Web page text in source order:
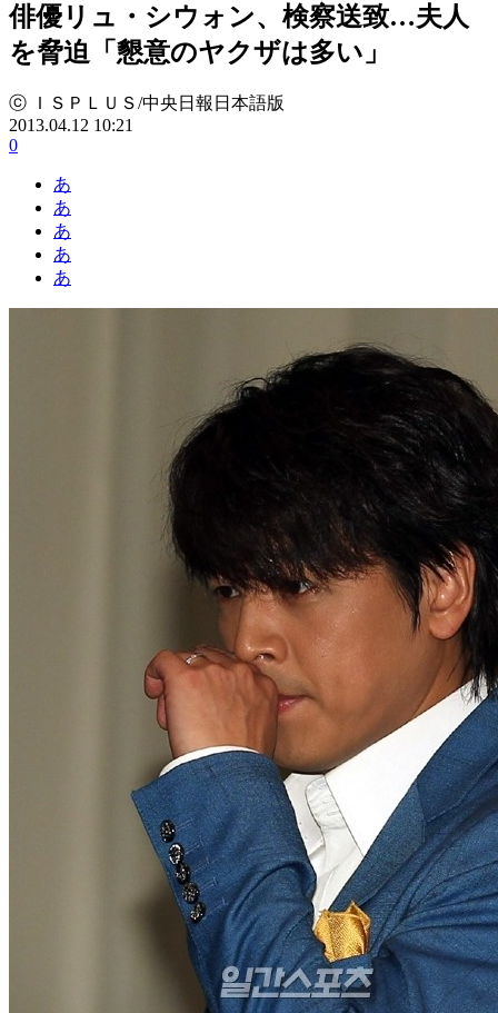
俳優リュ・シウォン、検察送致…夫人
を脅迫「懇意のヤクザは多い」
ⓒ ＩＳＰＬＵＳ/中央日報日本語版
2013.04.12 10:21
0
あ
あ
あ
あ
あ